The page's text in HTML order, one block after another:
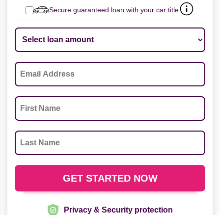
Secure guaranteed loan with your car title
Privacy & Security protection